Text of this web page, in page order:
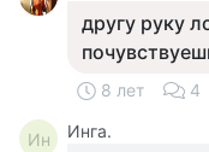
другу руку
8 лет 4
Ин Инга.